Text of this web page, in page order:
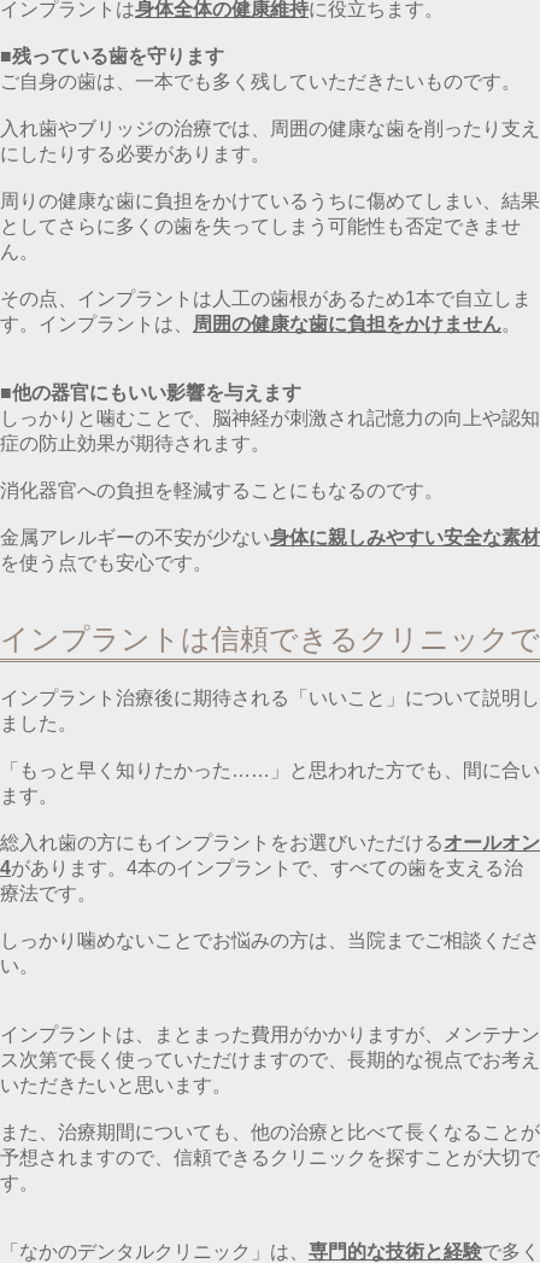
インプラントは身体全体の健康維持に役立ちます。
■残っている歯を守ります
ご自身の歯は、一本でも多く残していただきたいものです。
入れ歯やブリッジの治療では、周囲の健康な歯を削ったり支え
にしたりする必要があります。
周りの健康な歯に負担をかけているうちに傷めてしまい、結果
としてさらに多くの歯を失ってしまう可能性も否定できませ
ん。
その点、インプラントは人工の歯根があるため1本で自立しま
す。インプラントは、
周囲の健康な歯に負担をかけません。
■他の器官にもいい影響を与えます
しっかりと噛むことで、脳神経が刺激され記憶力の向上や認知
症の防止効果が期待されます。
消化器官への負担を軽減することにもなるのです。
金属アレルギーの不安が少ない身体に親しみやすい安全な素材
を使う点でも安心です。
インプラントは信頼できるクリニックで
インプラント治療後に期待される「いいこと」について説明し
ました。
「もっと早く知りたかった……」と思われた方でも、間に合い
ます。
総入れ歯の方にもインプラントをお選びいただけるオールオン
4があります。4本のインプラントで、すべての歯を支える治
療法です。
しっかり噛めないことでお悩みの方は、当院までご相談くださ
い。
インプラントは、まとまった費用がかかりますが、メンテナン
ス次第で長く使っていただけますので、長期的な視点でお考え
いただきたいと思います。
また、治療期間についても、他の治療と比べて長くなることが
予想されますので、信頼できるクリニックを探すことが大切で
す。
「なかのデンタルクリニック」は、 専門的な技術と経験で多く